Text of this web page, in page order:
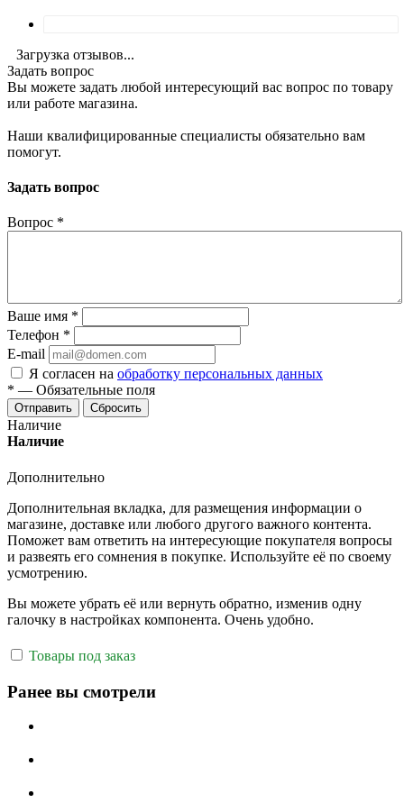
Загрузка отзывов...
Задать вопрос
Вы можете задать любой интересующий вас вопрос по товару
или работе магазина.
Наши квалифицированные специалисты обязательно вам
помогут.
Задать вопрос
Вопрос *
Ваше имя *
Телефон *
E-mail
Я согласен на обработку персональных данных
* — Обязательные поля
Отправить Сбросить
Наличие
Наличие
Дополнительно
Дополнительная вкладка, для размещения информации о
магазине, доставке или любого другого важного контента.
Поможет вам ответить на интересующие покупателя вопросы
и развеять его сомнения в покупке. Используйте её по своему
усмотрению.
Вы можете убрать её или вернуть обратно, изменив одну
галочку в настройках компонента. Очень удобно.
Товары под заказ
Ранее вы смотрели